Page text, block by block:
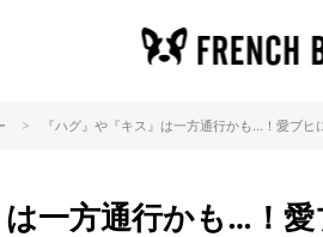
> 『ハグ』や『キス』は一方通行かも…！愛ブヒ
は一方通行かも…！